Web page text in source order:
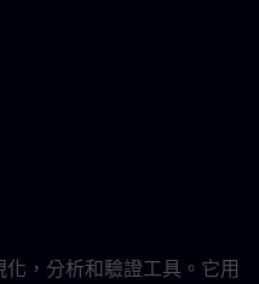
，分析和驗證工具。它用